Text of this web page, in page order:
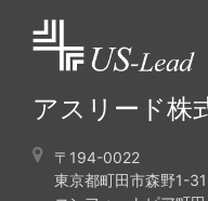
アスリード株
〒194-0022
東京都町田市森野1-